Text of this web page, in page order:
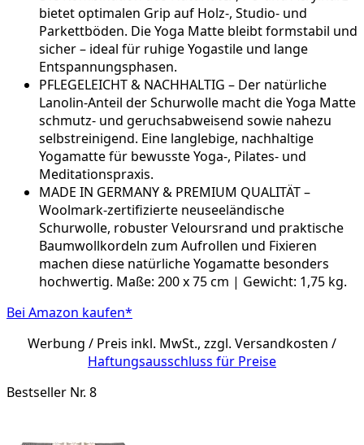
bietet optimalen Grip auf Holz-, Studio- und
Parkettböden. Die Yoga Matte bleibt formstabil und
sicher – ideal für ruhige Yogastile und lange
Entspannungsphasen.
PFLEGELEICHT & NACHHALTIG – Der natürliche
Lanolin-Anteil der Schurwolle macht die Yoga Matte
schmutz- und geruchsabweisend sowie nahezu
selbstreinigend. Eine langlebige, nachhaltige
Yogamatte für bewusste Yoga-, Pilates- und
Meditationspraxis.
MADE IN GERMANY & PREMIUM QUALITÄT –
Woolmark-zertifizierte neuseeländische
Schurwolle, robuster Veloursrand und praktische
Baumwollkordeln zum Aufrollen und Fixieren
machen diese natürliche Yogamatte besonders
hochwertig. Maße: 200 x 75 cm | Gewicht: 1,75 kg.
Bei Amazon kaufen*
Werbung / Preis inkl. MwSt., zzgl. Versandkosten /
Haftungsausschluss für Preise
Bestseller Nr. 8